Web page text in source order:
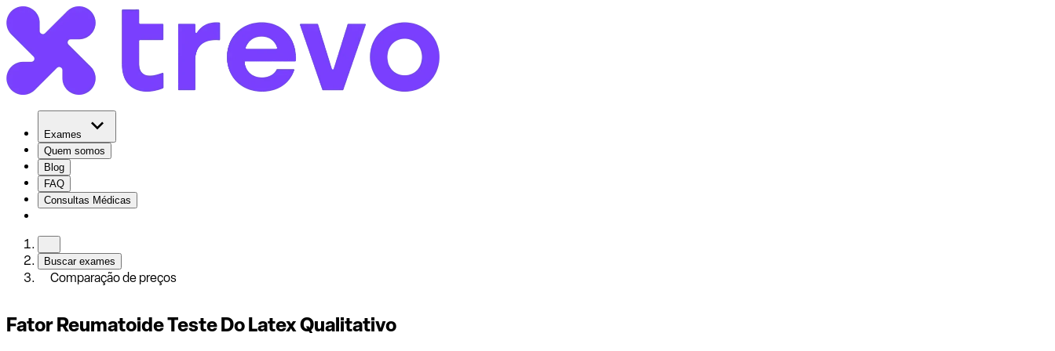
Exames
Quem somos
Blog
FAQ
Consultas Médicas
Buscar exames
Comparação de preços
Fator Reumatoide Teste Do Latex Qualitativo